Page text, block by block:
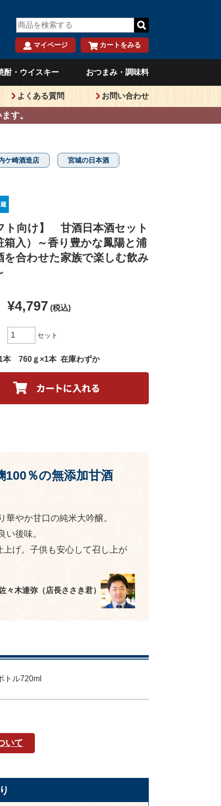
カートをみる
マイページ
酎・ウイスキー おつまみ・調味料
よくある質問 お問い合わせ
す。
ケ崎酒造店 宮城の日本酒
ト向け】 甘酒日本酒セット
箱入）～香り豊かな鳳陽と浦
を合わせた家族で楽しむ飲み
¥4,797 (税込)
セット
本 760ｇ×1本 在庫わずか
100％の無添加甘酒
やか甘口の純米大吟醸。
後味。
げ。子供も安心して召し上が
々木達弥（店長ささき君）
ル720ml
いて